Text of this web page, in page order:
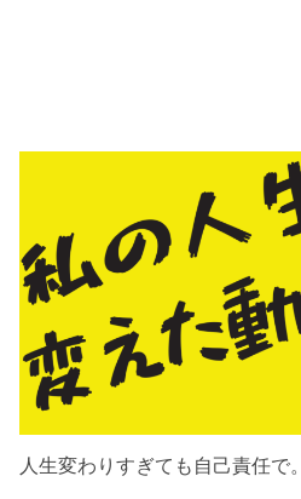
人生変わりすぎても自己責任で。